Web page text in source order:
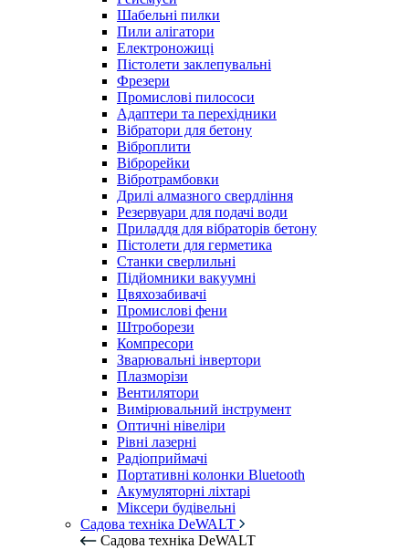
Шабельні пилки
Пили алігатори
Електроножиці
Пістолети заклепувальні
Фрезери
Промислові пилососи
Адаптери та перехідники
Вібратори для бетону
Віброплити
Віброрейки
Вібротрамбовки
Дрилі алмазного свердління
Резервуари для подачі води
Приладдя для вібраторів бетону
Пістолети для герметика
Станки сверлильні
Підйомники вакуумні
Цвяхозабивачі
Промислові фени
Штроборези
Компресори
Зварювальні інвертори
Плазморізи
Вентилятори
Вимірювальний інструмент
Оптичні нівеліри
Рівні лазерні
Радіоприймачі
Портативні колонки Bluetooth
Акумуляторні ліхтарі
Міксери будівельні
Садова техніка DeWALT
Садова техніка DeWALT